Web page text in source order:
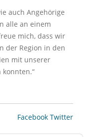
auch Angehörige
alle an einem
mich, dass wir
der Region in den
mit unserer
Facebook Twitter